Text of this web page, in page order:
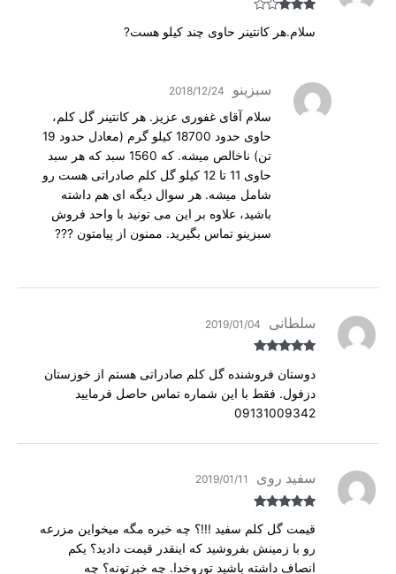
out of
سلام.هر کانتینر حاوی چند کیلو هست?
سبزینو 2018/12/24
سلام آقای غفوری عزیز. هر کانتینر گل کلم،
حاوی حدود 18700 کیلو گرم (معادل حدود 19
تن) ناخالص میشه. که 1560 سبد که هر سبد
حاوی 11 تا 12 کیلو گل کلم صادراتی هست رو
شامل میشه. هر سوال دیگه ای هم داشته
باشید، علاوه بر این می تونید با واحد فروش
سبزینو تماس بگیرید. ممنون از پیامتون ???
of 5
سلطانی 2019/01/04
دوستان فروشنده گل کلم صادراتی هستم از خوزستان
دزفول. فقط با این شماره تماس حاصل فرمایید
09131009342
of 5
سفید روی 2019/01/11
قیمت گل کلم سفید !!!؟ چه خبره مگه میخواین مزرعه
رو با زمینش بفروشید که اینقدر قیمت دادید؟ یکم
انصاف داشته باشید توروخدا. چه خبرتونه؟ چه